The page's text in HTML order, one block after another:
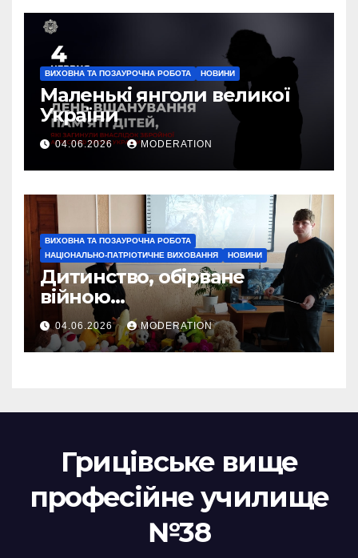
ВИХОВНА ТА ПОЗАУРОЧНА РОБОТА НОВИНИ
Маленькі янголи великої
України
04.06.2026 MODERATION
ВИХОВНА ТА ПОЗАУРОЧНА РОБОТА
НАЦІОНАЛЬНО-ПАТРІОТИЧНЕ ВИХОВАННЯ
НОВИНИ
Дитинство, обірване
війною…
04.06.2026 MODERATION
Грицівське вище
професійне училище
№38